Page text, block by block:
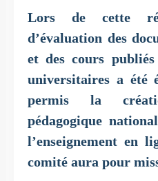
Lors de cette
d’évaluation des
et des cours
universitaires a été
permis la
pédagogique
l’enseignement en
comité aura pour